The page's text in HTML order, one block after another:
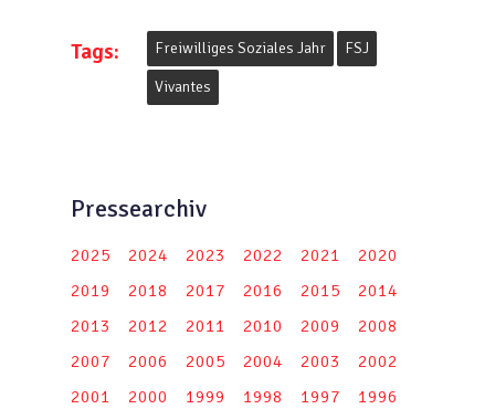
Tags: Freiwilliges Soziales Jahr FSJ
Vivantes
Pressearchiv
2025 2024 2023 2022 2021
2020
2019
2018 2017 2016 2015
2014
2013
2012 2011 2010 2009
2008
2007
2006 2005 2004 2003
2002
2001
2000 1999 1998 1997 1996